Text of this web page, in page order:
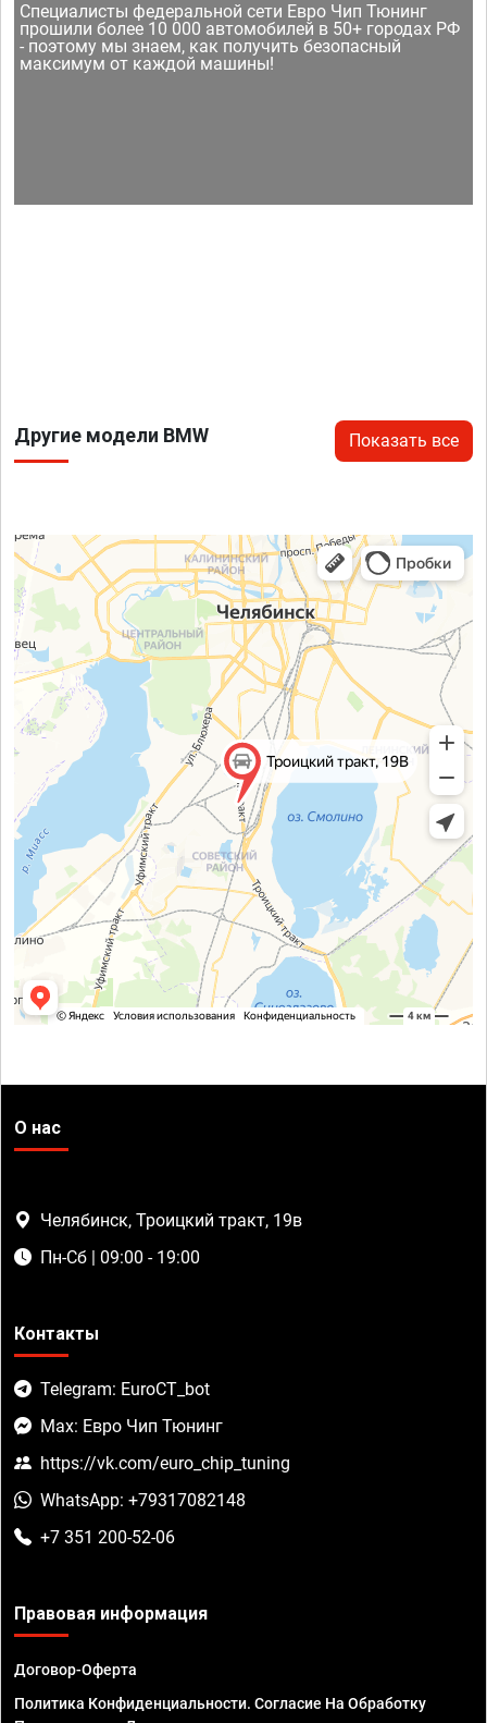
Специалисты федеральной сети Евро Чип Тюнинг
прошили более 10 000 автомобилей в 50+ городах РФ
- поэтому мы знаем, как получить безопасный
максимум от каждой машины!
Другие модели BMW Показать все
О нас
Челябинск, Троицкий тракт, 19в
Пн-Сб | 09:00 - 19:00
Контакты
Telegram: EuroCT_bot
Max: Евро Чип Тюнинг
https://vk.com/euro_chip_tuning
WhatsApp: +79317082148
+7 351 200-52-06
Правовая информация
Договор-Оферта
Политика Конфиденциальности. Согласие На Обработку